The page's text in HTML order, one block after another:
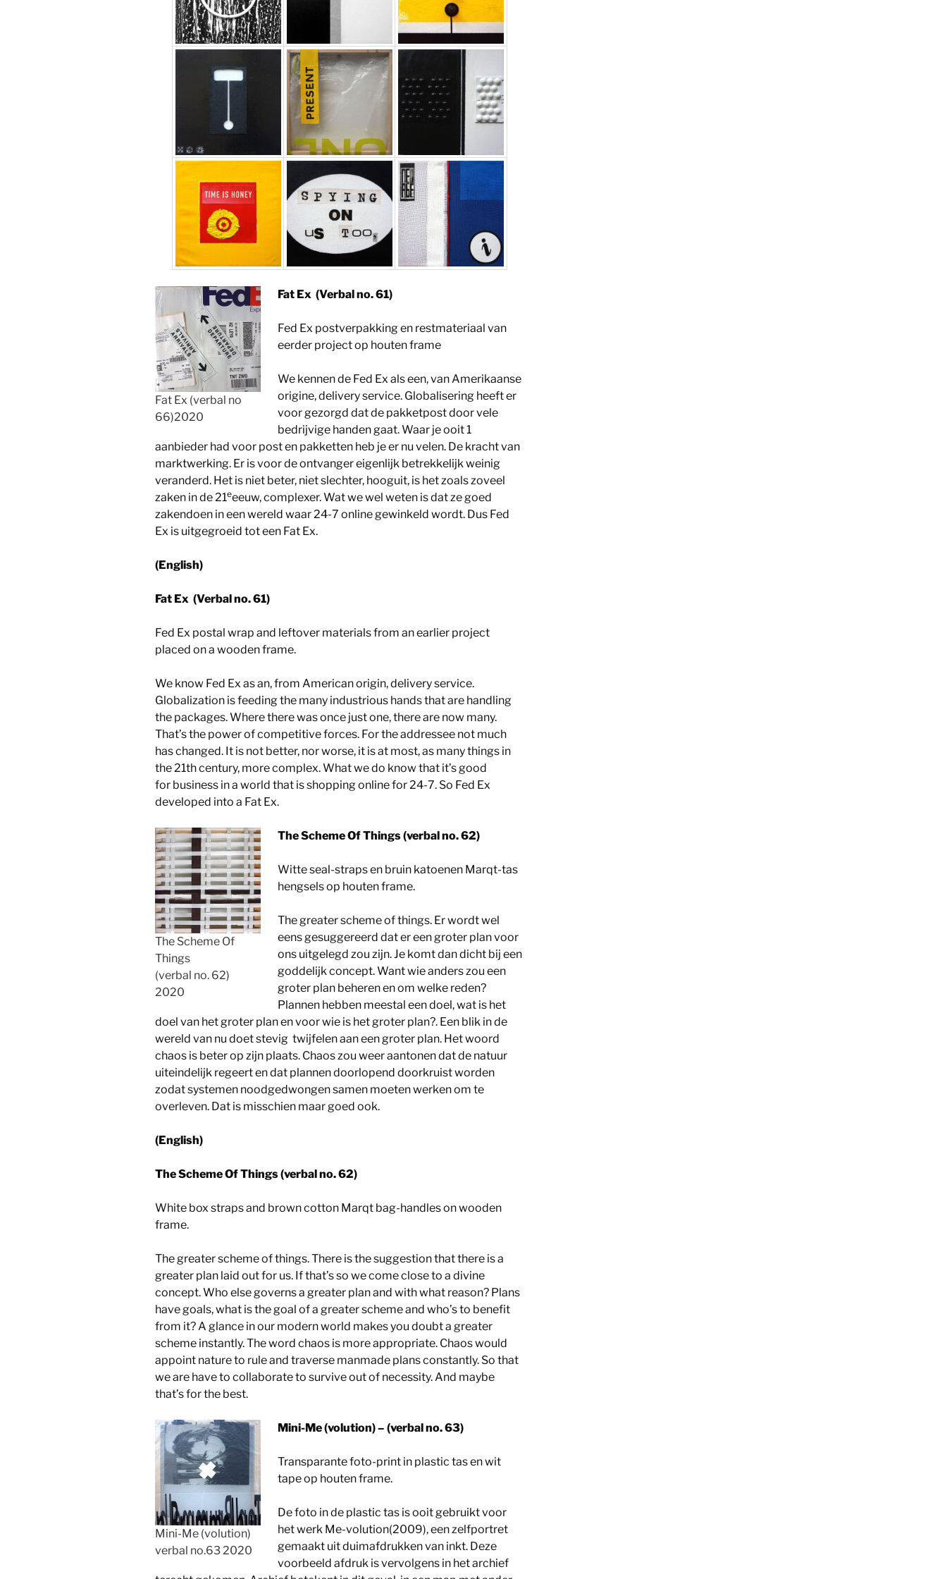
Fat Ex (verbal no
66)2020
Fat Ex (Verbal no. 61)
Fed Ex postverpakking en restmateriaal van
eerder project op houten frame
We kennen de Fed Ex als een, van Amerikaanse
origine, delivery service. Globalisering heeft er
voor gezorgd dat de pakketpost door vele
bedrijvige handen gaat. Waar je ooit 1
aanbieder had voor post en pakketten heb je er nu velen. De kracht van
marktwerking. Er is voor de ontvanger eigenlijk betrekkelijk weinig
veranderd. Het is niet beter, niet slechter, hooguit, is het zoals zoveel
zaken in de 21eeeuw, complexer. Wat we wel weten is dat ze goed
zakendoen in een wereld waar 24-7 online gewinkeld wordt. Dus Fed
Ex is uitgegroeid tot een Fat Ex.
(English)
Fat Ex (Verbal no. 61)
Fed Ex postal wrap and leftover materials from an earlier project
placed on a wooden frame.
We know Fed Ex as an, from American origin, delivery service.
Globalization is feeding the many industrious hands that are handling
the packages. Where there was once just one, there are now many.
That’s the power of competitive forces. For the addressee not much
has changed. It is not better, nor worse, it is at most, as many things in
the 21th century, more complex. What we do know that it’s good
for business in a world that is shopping online for 24-7. So Fed Ex
developed into a Fat Ex.
The Scheme Of
Things
(verbal no. 62)
2020
The Scheme Of Things (verbal no. 62)
Witte seal-straps en bruin katoenen Marqt-tas
hengsels op houten frame.
The greater scheme of things. Er wordt wel
eens gesuggereerd dat er een groter plan voor
ons uitgelegd zou zijn. Je komt dan dicht bij een
goddelijk concept. Want wie anders zou een
groter plan beheren en om welke reden?
Plannen hebben meestal een doel, wat is het
doel van het groter plan en voor wie is het groter plan?. Een blik in de
wereld van nu doet stevig twijfelen aan een groter plan. Het woord
chaos is beter op zijn plaats. Chaos zou weer aantonen dat de natuur
uiteindelijk regeert en dat plannen doorlopend doorkruist worden
zodat systemen noodgedwongen samen moeten werken om te
overleven. Dat is misschien maar goed ook.
(English)
The Scheme Of Things (verbal no. 62)
White box straps and brown cotton Marqt bag-handles on wooden
frame.
The greater scheme of things. There is the suggestion that there is a
greater plan laid out for us. If that’s so we come close to a divine
concept. Who else governs a greater plan and with what reason? Plans
have goals, what is the goal of a greater scheme and who’s to benefit
from it? A glance in our modern world makes you doubt a greater
scheme instantly. The word chaos is more appropriate. Chaos would
appoint nature to rule and traverse manmade plans constantly. So that
we are have to collaborate to survive out of necessity. And maybe
that’s for the best.
Mini-Me (volution)
verbal no.63 2020
Mini-Me (volution) – (verbal no. 63)
Transparante foto-print in plastic tas en wit
tape op houten frame.
De foto in de plastic tas is ooit gebruikt voor
het werk Me-volution(2009), een zelfportret
gemaakt uit duimafdrukken van inkt. Deze
voorbeeld afdruk is vervolgens in het archief